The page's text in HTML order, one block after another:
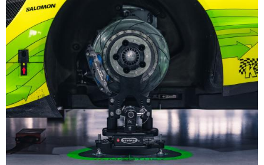
den
notwendigen
Ersatzteilen.